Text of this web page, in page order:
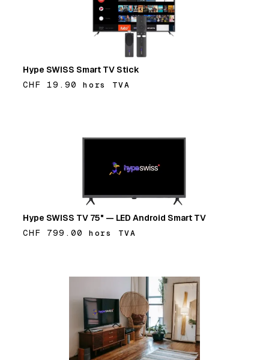
Hype SWISS Smart TV Stick
CHF 19.90 hors TVA
Hype SWISS TV 75" — LED Android Smart TV
CHF 799.00 hors TVA